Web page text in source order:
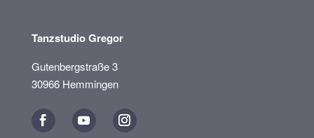
Tanzstudio Gregor
Gutenbergstraße 3
30966 Hemmingen